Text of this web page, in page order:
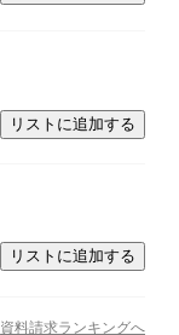
リストに追加する
リストに追加する
資料請求ランキングへ